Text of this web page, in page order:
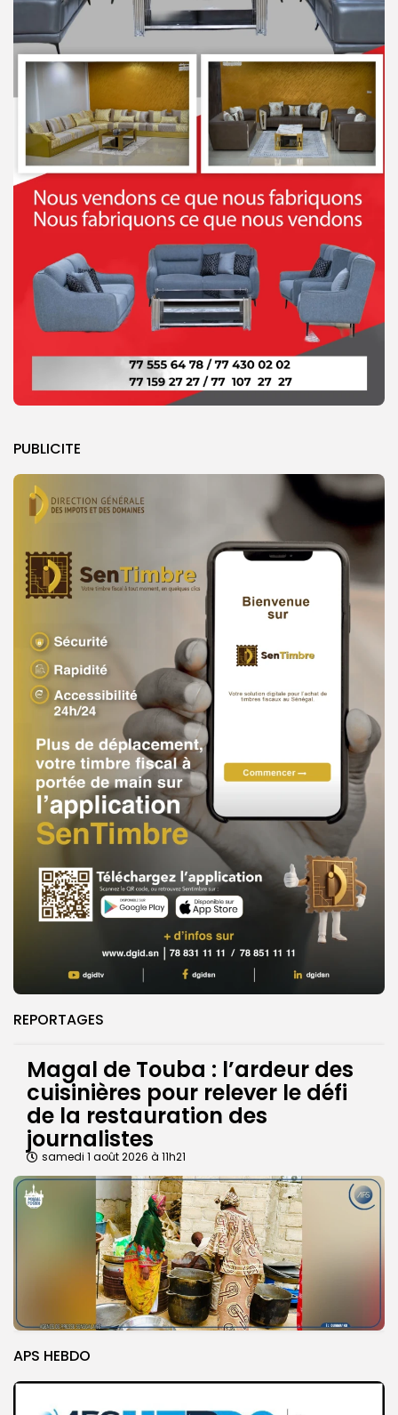
PUBLICITE
REPORTAGES
Magal de Touba : l’ardeur des
cuisinières pour relever le défi
de la restauration des
journalistes
samedi 1 août 2026 à 11h21
APS HEBDO